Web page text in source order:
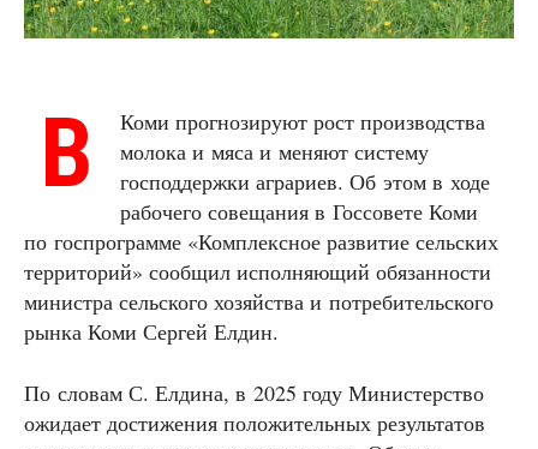
В
Коми прогнозируют рост производства
молока и мяса и меняют систему
господдержки аграриев. Об этом в ходе
рабочего совещания в Госсовете Коми
по госпрограмме «Комплексное развитие сельских
территорий» сообщил исполняющий обязанности
министра сельского хозяйства и потребительского
рынка Коми Сергей Елдин.
По словам С. Елдина, в 2025 году Министерство
ожидает достижения положительных результатов